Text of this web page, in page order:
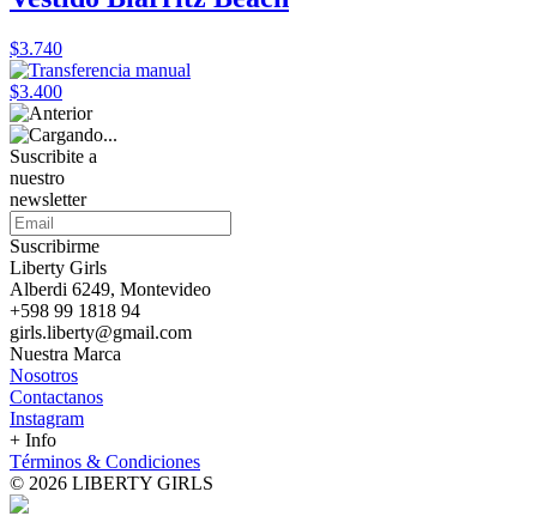
$3.740
$3.400
Suscribite a
nuestro
newsletter
Suscribirme
Liberty Girls
Alberdi 6249, Montevideo
+598 99 1818 94
girls.liberty@gmail.com
Nuestra Marca
Nosotros
Contactanos
Instagram
+ Info
Términos & Condiciones
© 2026 LIBERTY GIRLS